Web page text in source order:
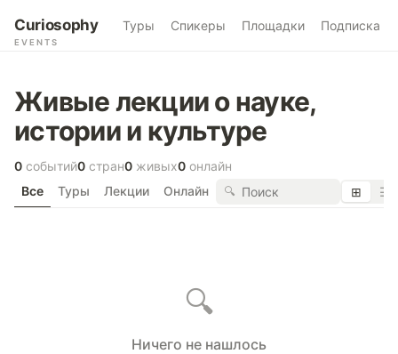
Curiosophy
EVENTS
Туры Спикеры Площадки Подписка
Живые лекции о науке,
истории и культуре
0 событий0 стран0 живых0 онлайн
Все
Туры Лекции Онлайн 🔍 ⊞ ☰
🔍
Ничего не нашлось